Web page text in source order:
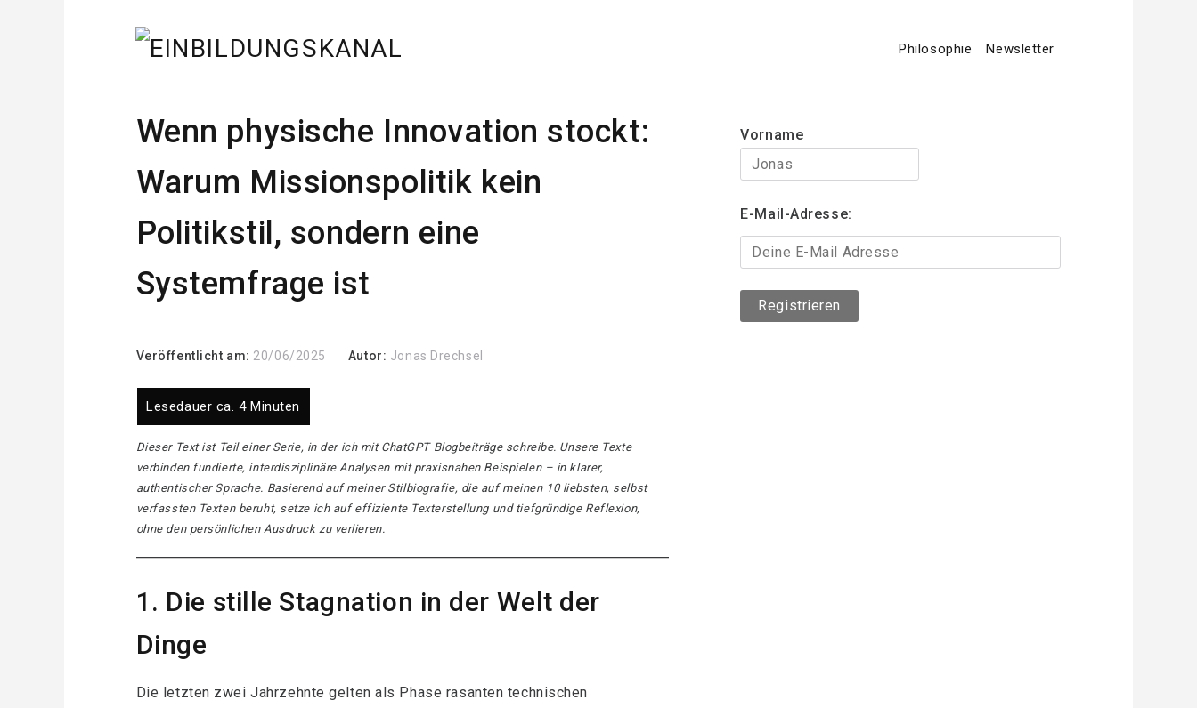
Philosophie Newsletter
Wenn physische Innovation stockt:
Warum Missionspolitik kein
Politikstil, sondern eine
Systemfrage ist
Veröffentlicht am: 20/06/2025 Autor: Jonas Drechsel
Dieser Text ist Teil einer Serie, in der ich mit ChatGPT Blogbeiträge schreibe. Unsere Texte
verbinden fundierte, interdisziplinäre Analysen mit praxisnahen Beispielen – in klarer,
authentischer Sprache. Basierend auf meiner Stilbiografie, die auf meinen 10 liebsten, selbst
verfassten Texten beruht, setze ich auf effiziente Texterstellung und tiefgründige Reflexion,
ohne den persönlichen Ausdruck zu verlieren.
1. Die stille Stagnation in der Welt der
Dinge
Die letzten zwei Jahrzehnte gelten als Phase rasanten technischen
Vorname
E-Mail-Adresse: